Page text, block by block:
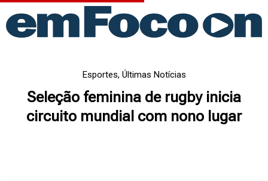
para
Esportes, Últimas Notícias
Seleção feminina de rugby inicia
circuito mundial com nono lugar